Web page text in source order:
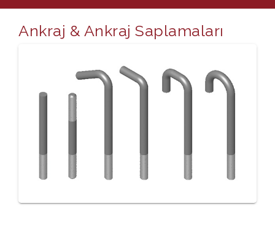
Ankraj & Ankraj Saplamaları